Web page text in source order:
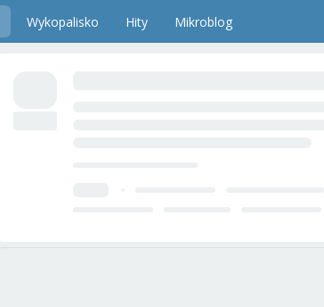
Wykopalisko Hity Mikroblog